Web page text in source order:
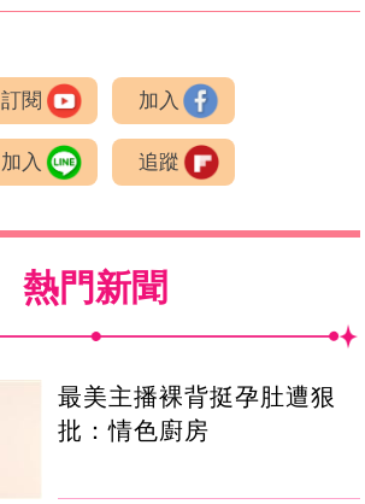
訂閱 加入
加入 追蹤
熱門新聞
最美主播裸背挺孕肚遭狠
批：情色廚房